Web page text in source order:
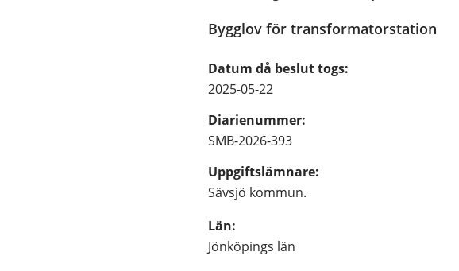
Bygglov för transformatorstation
Datum då beslut togs:
2025-05-22
Diarienummer:
SMB-2026-393
Uppgiftslämnare:
Sävsjö kommun.
Län:
Jönköpings län